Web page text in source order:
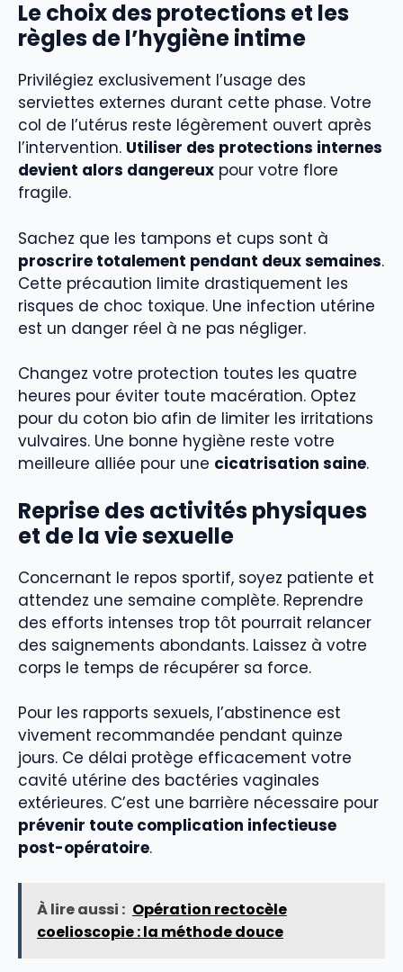
Le choix des protections et les
règles de l’hygiène intime
Privilégiez exclusivement l’usage des
serviettes externes durant cette phase. Votre
col de l’utérus reste légèrement ouvert après
l’intervention. Utiliser des protections internes
devient alors dangereux pour votre flore
fragile.
Sachez que les tampons et cups sont à
proscrire totalement pendant deux semaines.
Cette précaution limite drastiquement les
risques de choc toxique. Une infection utérine
est un danger réel à ne pas négliger.
Changez votre protection toutes les quatre
heures pour éviter toute macération. Optez
pour du coton bio afin de limiter les irritations
vulvaires. Une bonne hygiène reste votre
meilleure alliée pour une cicatrisation saine.
Reprise des activités physiques
et de la vie sexuelle
Concernant le repos sportif, soyez patiente et
attendez une semaine complète. Reprendre
des efforts intenses trop tôt pourrait relancer
des saignements abondants. Laissez à votre
corps le temps de récupérer sa force.
Pour les rapports sexuels, l’abstinence est
vivement recommandée pendant quinze
jours. Ce délai protège efficacement votre
cavité utérine des bactéries vaginales
extérieures. C’est une barrière nécessaire pour
prévenir toute complication infectieuse
post-opératoire.
À lire aussi : Opération rectocèle
coelioscopie : la méthode douce